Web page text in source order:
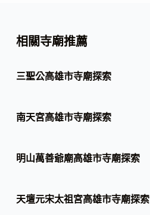
相關寺廟推薦
三聖公高雄市寺廟探索
南天宮高雄市寺廟探索
明山萬善爺廟高雄市寺廟探索
天壇元宋太祖宮高雄市寺廟探索